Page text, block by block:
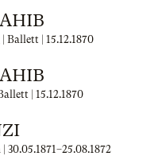
Ballett | 15.12.1870
| 15.12.1870
30.05.1871–25.08.1872